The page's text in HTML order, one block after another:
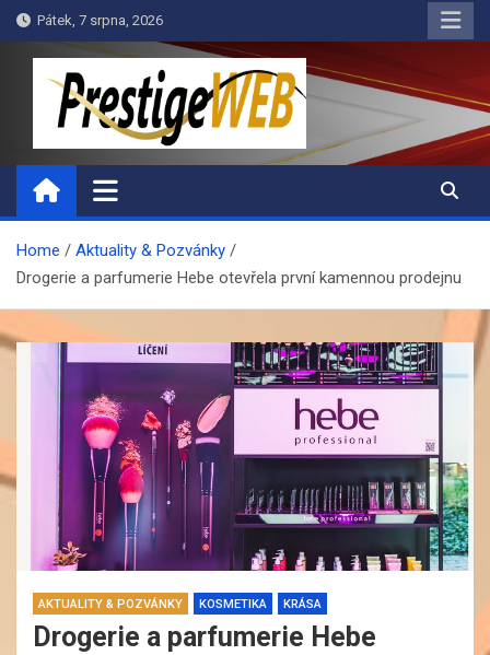
Skip
to
Pátek, 7 srpna, 2026
PrestigeWEB
Home
Aktuality & Pozvánky
Drogerie a parfumerie Hebe otevřela první kamennou prodejnu
AKTUALITY & POZVÁNKY KOSMETIKA KRÁSA
Drogerie a parfumerie Hebe